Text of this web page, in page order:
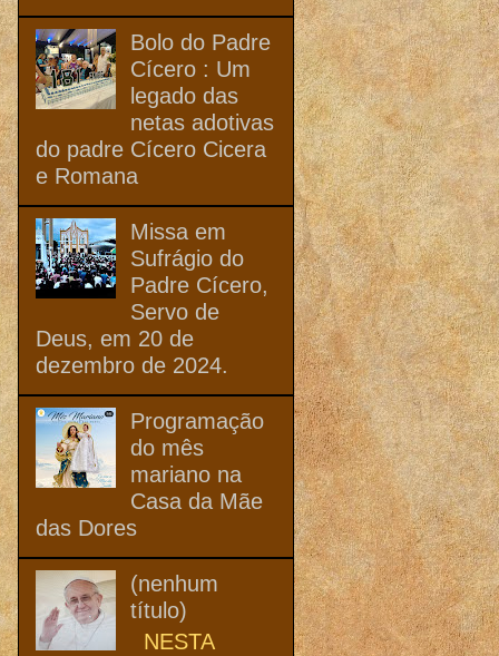
Bolo do Padre
Cícero : Um
legado das
netas adotivas
do padre Cícero Cicera
e Romana
Missa em
Sufrágio do
Padre Cícero,
Servo de
Deus, em 20 de
dezembro de 2024.
Programação
do mês
mariano na
Casa da Mãe
das Dores
(nenhum
título)
NESTA